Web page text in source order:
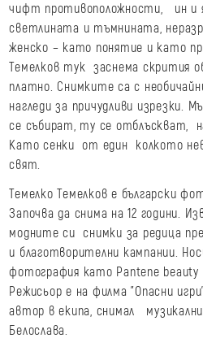
чифт противоположности, ин и
светлината и тъмнината,
женско – като понятие и като
Темелков тук заснема скрития
платно. Снимките са с
нагледи за причудливи
се събират, ту се отблъскват,
Като сенки от един колкото
свят.
Темелко Темелков е български
Започва да снима на 12 години.
модните си снимки за редица
и благотворителни кампании.
фотография като Pantene beauty
Режисьор е на филма "Опасни
автор в екипа, снимал
Белослава.